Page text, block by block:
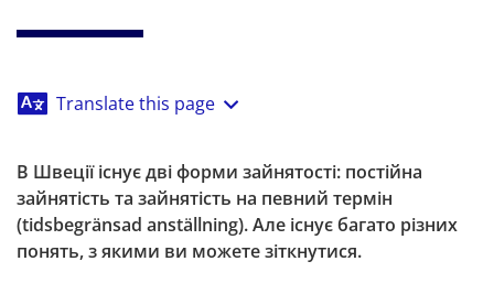
Translate this page
В Швеції існує дві форми зайнятості: постійна
зайнятість та зайнятість на певний термін
(tidsbegränsad anställning). Але існує багато різних
понять, з якими ви можете зіткнутися.